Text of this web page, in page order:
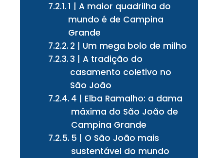
1 | A maior quadrilha do
mundo é de Campina
Grande
2 | Um mega bolo de milho
3 | A tradição do
casamento coletivo no
São João
4 | Elba Ramalho: a dama
máxima do São João de
Campina Grande
5 | O São João mais
sustentável do mundo